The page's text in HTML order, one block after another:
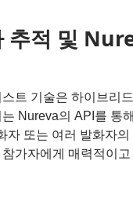
적 및
트 기술은 하이브리
Nureva의 API를 통
자 또는 여러 발화자
가자에게 매력적이